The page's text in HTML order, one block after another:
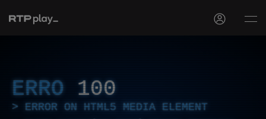
ERRO 100
ERROR ON HTML5 MEDIA ELEMENT